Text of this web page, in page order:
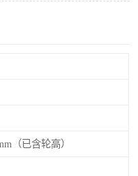
（已含轮高）